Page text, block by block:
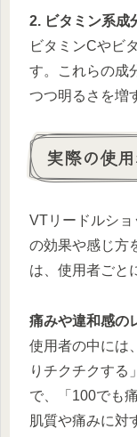
2. ビタミン系成
ビタミンCやビ
す。これらの成
つつ明るさを増
実際の使
VTリードルシ
の効果や感じ方
は、使用者ごと
痛みや違和感の
使用者の中には
りチクチクする
で、「100でも
肌質や痛みに対